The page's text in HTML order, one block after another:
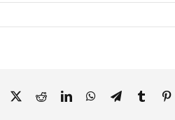
Facebook
X RedditLinkedInWhatsApp
TelegramTumblr